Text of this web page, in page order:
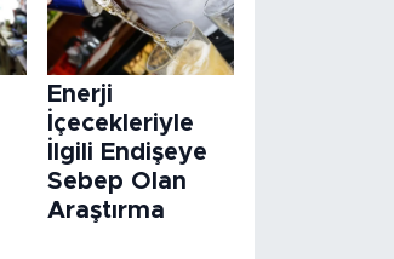
Enerji
İçecekleriyle
İlgili Endişeye
Sebep Olan
Araştırma